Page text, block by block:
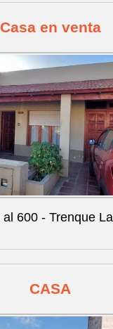
Casa en venta
al 600 - Trenque
CASA